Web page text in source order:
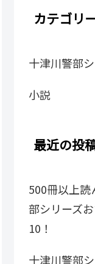
カテゴリ
十津川警部
小説
最近の投
500冊以上
部シリーズ
10！
十津川警部